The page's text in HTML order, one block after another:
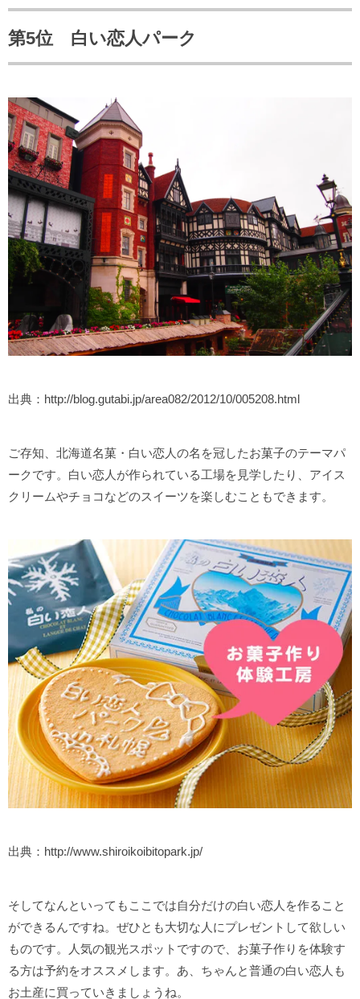
第5位 白い恋人パーク
出典：http://blog.gutabi.jp/area082/2012/10/005208.html
ご存知、北海道名菓・白い恋人の名を冠したお菓子のテーマパ
ークです。白い恋人が作られている工場を見学したり、アイス
クリームやチョコなどのスイーツを楽しむこともできます。
出典：http://www.shiroikoibitopark.jp/
そしてなんといってもここでは自分だけの白い恋人を作ること
ができるんですね。ぜひとも大切な人にプレゼントして欲しい
ものです。人気の観光スポットですので、お菓子作りを体験す
る方は予約をオススメします。あ、ちゃんと普通の白い恋人も
お土産に買っていきましょうね。